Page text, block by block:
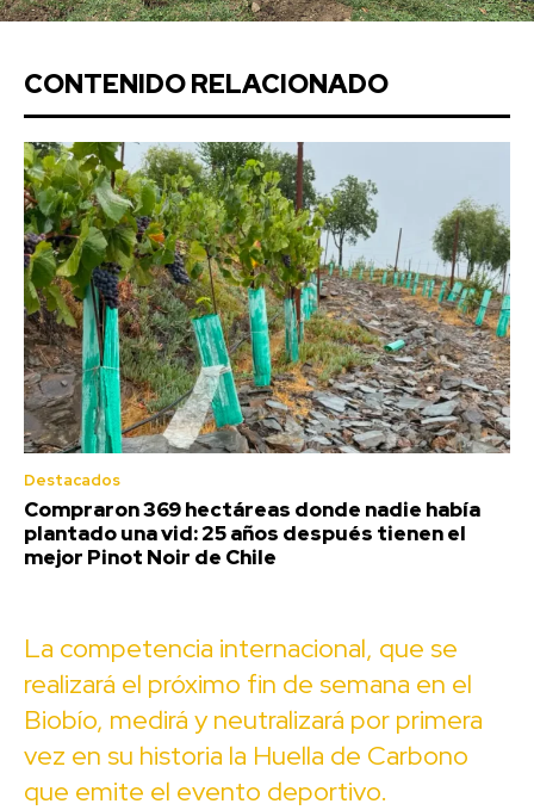
CONTENIDO RELACIONADO
Destacados
Compraron 369 hectáreas donde nadie había
plantado una vid: 25 años después tienen el
mejor Pinot Noir de Chile
La competencia internacional, que se
realizará el próximo fin de semana en el
Biobío, medirá y neutralizará por primera
vez en su historia la Huella de Carbono
que emite el evento deportivo.